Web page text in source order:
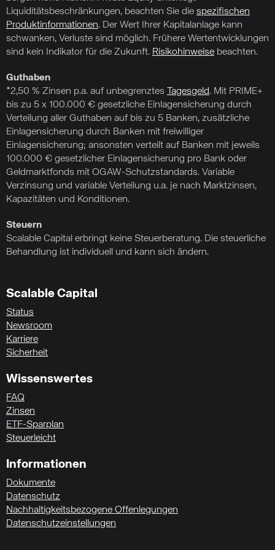
Liquiditätsbeschränkungen, beachten Sie die spezifischen
Produktinformationen. Der Wert Ihrer Kapitalanlage kann
schwanken, Verluste sind möglich. Frühere Wertentwicklungen
sind kein Indikator für die Zukunft. Risikohinweise beachten.
Guthaben
*2,50 % Zinsen p.a. auf unbegrenztes
Tagesgeld. Mit PRIME+
bis zu 5 x 100.000 € gesetzliche Einlagensicherung durch
Verteilung aller Guthaben auf bis zu 5 Banken, zusätzliche
Einlagensicherung durch Banken mit freiwilliger
Einlagensicherung; ansonsten verteilt auf Banken mit jeweils
100.000 € gesetzlicher Einlagensicherung pro Bank oder
Geldmarktfonds mit OGAW-Schutzstandards. Variable
Verzinsung und variable Verteilung u.a. je nach Marktzinsen,
Kapazitäten und Konditionen.
Steuern
Scalable Capital erbringt keine Steuerberatung. Die steuerliche
Behandlung ist individuell und kann sich ändern.
Scalable Capital
Status
Newsroom
Karriere
Sicherheit
Wissenswertes
FAQ
Zinsen
ETF-Sparplan
Steuerleicht
Informationen
Dokumente
Datenschutz
Nachhaltigkeitsbezogene Offenlegungen
Datenschutzeinstellungen